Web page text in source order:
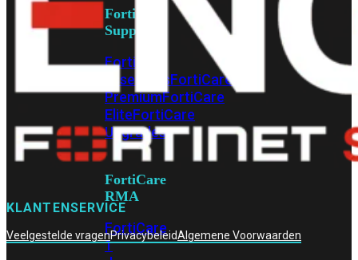
FortiCare
Support
FortiCare
EssentialsFortiCare
PremiumFortiCare
EliteFortiCare
Upgrades
FortiCare
RMA
FortiCare
1
KLANTENSERVICE
Veelgestelde vragenPrivacybeleidAlgemene Voorwaarden